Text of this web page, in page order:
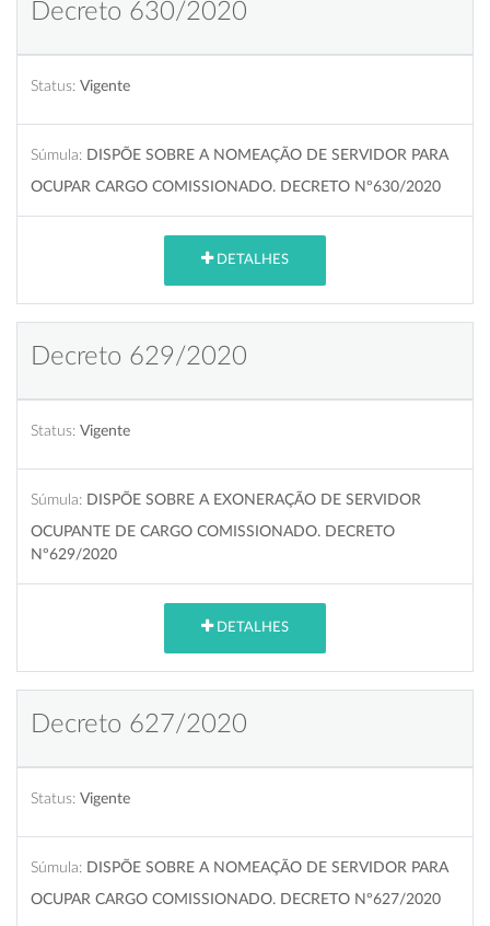
Decreto 630/2020
Status: Vigente
Súmula: DISPÕE SOBRE A NOMEAÇÃO DE SERVIDOR PARA
OCUPAR CARGO COMISSIONADO. DECRETO Nº630/2020
DETALHES
Decreto 629/2020
Status: Vigente
Súmula: DISPÕE SOBRE A EXONERAÇÃO DE SERVIDOR
OCUPANTE DE CARGO COMISSIONADO. DECRETO
Nº629/2020
DETALHES
Decreto 627/2020
Status: Vigente
Súmula: DISPÕE SOBRE A NOMEAÇÃO DE SERVIDOR PARA
OCUPAR CARGO COMISSIONADO. DECRETO Nº627/2020